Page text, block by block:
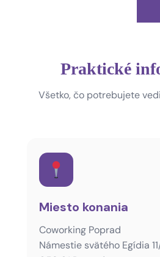
Praktické
Všetko, čo potrebujete
Miesto konania
Coworking Poprad
Námestie svätého Egídia